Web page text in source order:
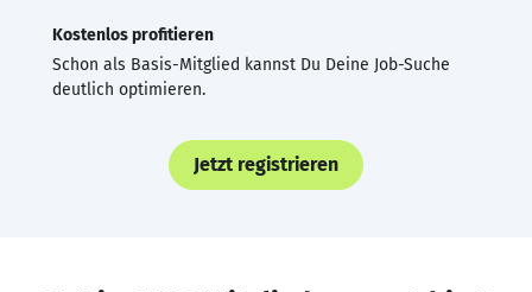
Kostenlos profitieren
Schon als Basis-Mitglied kannst Du Deine Job-Suche
deutlich optimieren.
Jetzt registrieren